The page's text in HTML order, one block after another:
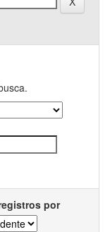
por